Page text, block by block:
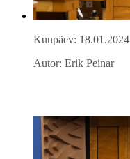
Kuupäev: 18.01.2024
Autor: Erik Peinar